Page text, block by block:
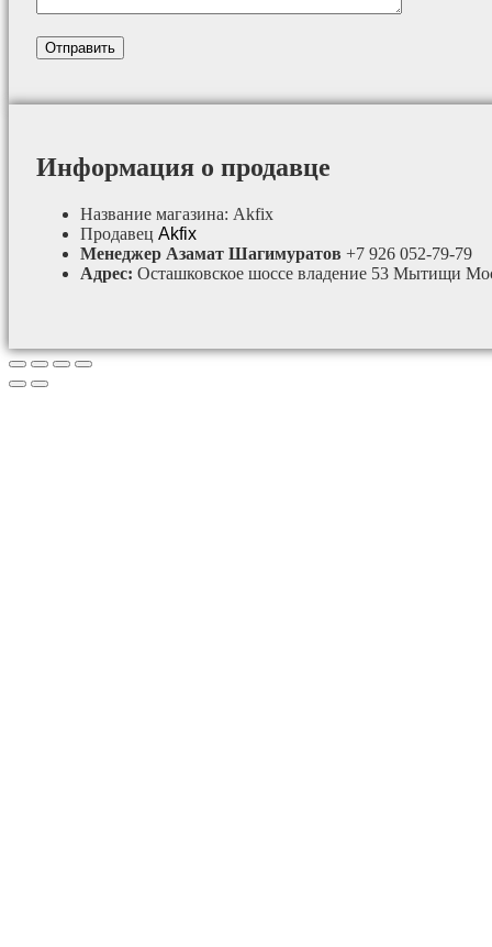
Информация о продавце
Название магазина: Akfix
Продавец Akfix
Менеджер Азамат Шагимуратов +7 926 052-79-79
Адрес: Осташковское шоссе владение 53 Мытищи